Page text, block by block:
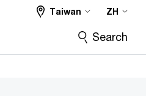
Taiwan ZH
Search